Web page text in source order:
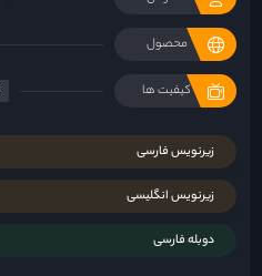
محصول
کیفیت ها
زیرنویس فارسی
زیرنویس انگلیسی
دوبله فارسی